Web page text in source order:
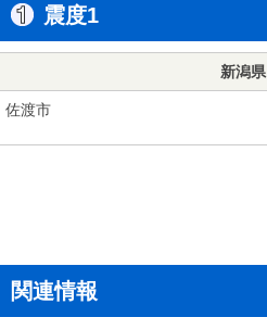
震度1
新潟県
佐渡市
関連情報